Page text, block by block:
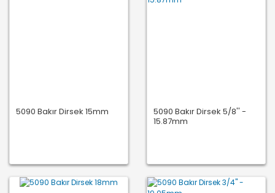
5090 Bakır Dirsek 15mm
5090 Bakır Dirsek 5/8'' -
15.87mm